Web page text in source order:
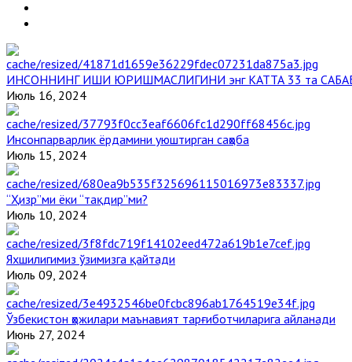
ИНСОННИНГ ИШИ ЮРИШМАСЛИГИНИ энг КАТТА 33 та
Июль 16, 2024
Инсонпарварлик ёрдамини уюштирган саҳоба
Июль 15, 2024
“Ҳизр”ми ёки “тақдир”ми?
Июль 10, 2024
Яхшилигимиз ўзимизга қайтади
Июль 09, 2024
Ўзбекистон ҳожилари маънавият тарғиботчиларига айланади
Июнь 27, 2024